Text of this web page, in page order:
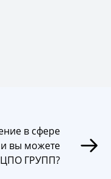
в сфере
вы можете
ЦПО ГРУПП?